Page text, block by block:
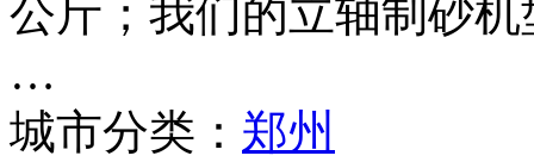
公斤；我们的立轴制砂
…
城市分类： 郑州